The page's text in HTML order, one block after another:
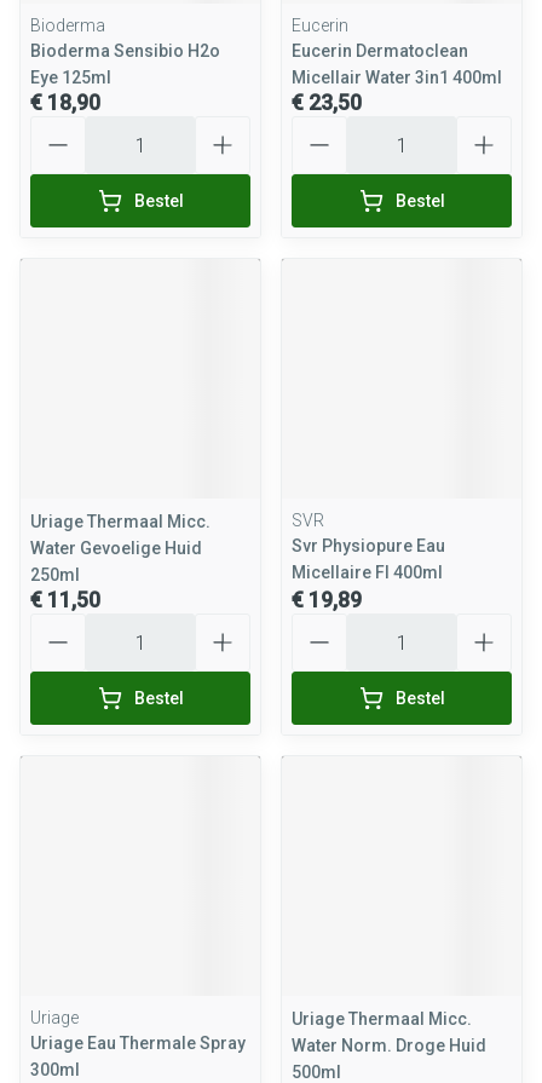
Bioderma
Bioderma Sensibio H2o
Eye 125ml
€ 18,90
Bestel
Eucerin
Eucerin Dermatoclean
Micellair Water 3in1 400ml
€ 23,50
Bestel
Uriage Thermaal Micc.
Water Gevoelige Huid
250ml
€ 11,50
Bestel
SVR
Svr Physiopure Eau
Micellaire Fl 400ml
€ 19,89
Bestel
Uriage
Uriage Eau Thermale Spray
300ml
Uriage Thermaal Micc.
Water Norm. Droge Huid
500ml